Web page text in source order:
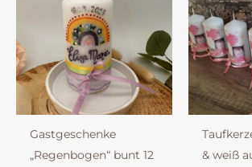
Gastgeschenke
„Regenbogen“ bunt 12
& weiß